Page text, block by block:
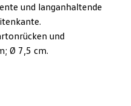
und langanhaltende
und
Ø 7,5 cm.